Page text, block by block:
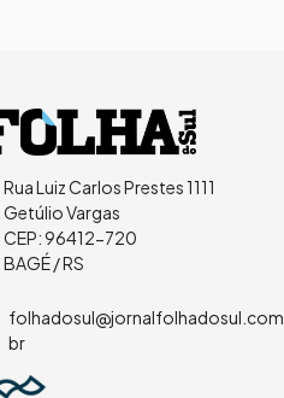
Rua Luiz Carlos Prestes 1111
Getúlio Vargas
CEP: 96412-720
BAGÉ / RS
folhadosul@jornalfolhadosul.com.
br